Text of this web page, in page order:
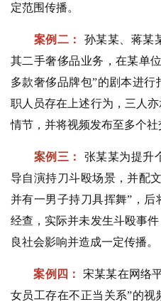
定范围传播。
案例二：
孙某某、蒋某
其二手奢侈品业务，在某单
多款奢侈品牌包”的剧本进
职人员存在上述行为，三人
情节，并将视频发布至多个社
案例三：
张某某为提升
导自演持刀斗殴场景，并配
并有一男子持刀具挥舞”，后
经查，实际并未发生斗殴事
良社会影响并造成一定传播。
案例四：
宋某某在网络
女员工存在不正当关系”的